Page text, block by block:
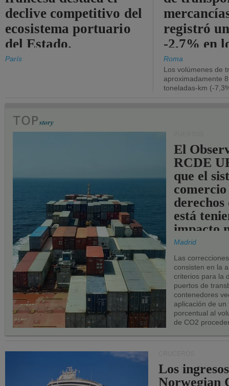
declive competitivo del
ecosistema portuario
del Estado.
París
registró
-2,7% en
Roma
Los volúmenes de
aproximadamente
toneladas-km (-
El
RCDE
que el
comercio
derechos
está
impacto
los
UE.
Madrid
Las
consisten en la
criterios para la
puertos de
contenedores
aplicación de
porcentual al
de CO2
Los
Norwegian